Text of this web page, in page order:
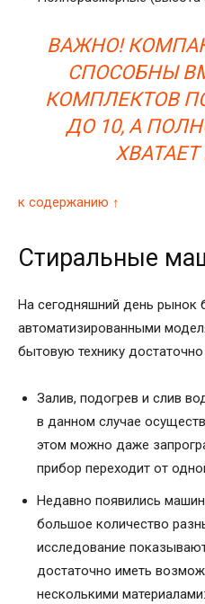
ВАЖНО!
СПОСОБНЫ
КОМПЛЕКТОВ
ДО 10, А
ХВАТАЕТ
к содержанию ↑
Стиральные
На сегодняшний день рынок
автоматизированными
бытовую технику
Залив, подогрев и слив
в данном случае
этом можно даже
прибор переходит от
Недавно появились
большое количество
исследование
достаточно иметь
несколькими